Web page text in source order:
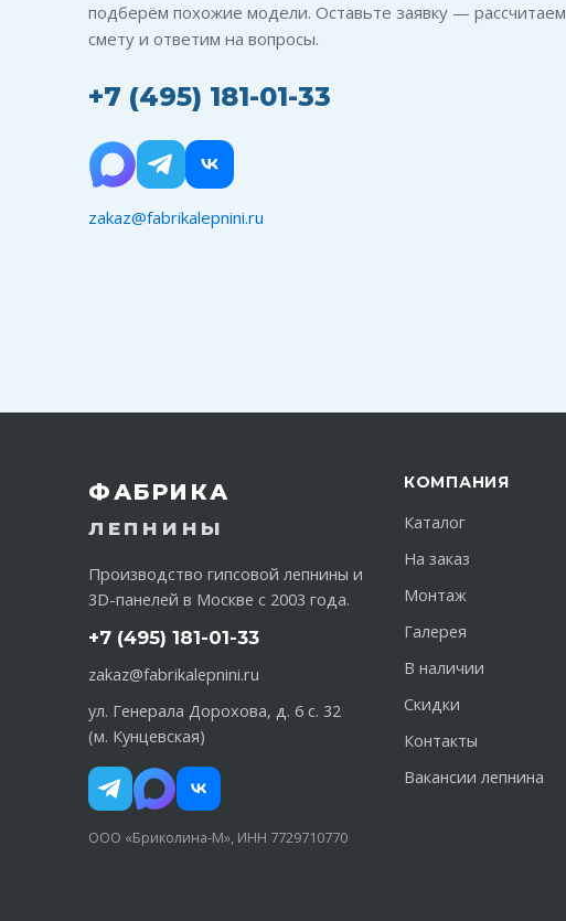
подберём похожие модели. Оставьте заявку — рассчитаем
смету и ответим на вопросы.
+7 (495) 181-01-33
zakaz@fabrikalepnini.ru
ФАБРИКА
ЛЕПНИНЫ
Производство гипсовой лепнины и
3D-панелей в Москве с 2003 года.
+7 (495) 181-01-33
zakaz@fabrikalepnini.ru
ул. Генерала Дорохова, д. 6 с. 32
(м. Кунцевская)
ООО «Бриколина-М», ИНН 7729710770
КОМПАНИЯ
Каталог
На заказ
Монтаж
Галерея
В наличии
Скидки
Контакты
Вакансии лепнина